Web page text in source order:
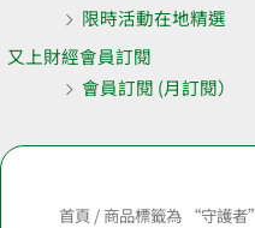
限時活動在地精選
又上財經會員訂閱
會員訂閱 (月訂閱）
首頁 / 商品標籤為 “守護者”